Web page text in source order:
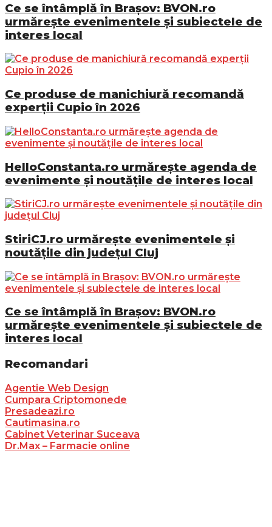
Ce se întâmplă în Brașov: BVON.ro
urmărește evenimentele și subiectele de
interes local
Ce produse de manichiură recomandă
experții Cupio în 2026
HelloConstanta.ro urmărește agenda de
evenimente și noutățile de interes local
StiriCJ.ro urmărește evenimentele și
noutățile din județul Cluj
Ce se întâmplă în Brașov: BVON.ro
urmărește evenimentele și subiectele de
interes local
Recomandari
Agentie Web Design
Cumpara Criptomonede
Presadeazi.ro
Cautimasina.ro
Cabinet Veterinar Suceava
Dr.Max – Farmacie online